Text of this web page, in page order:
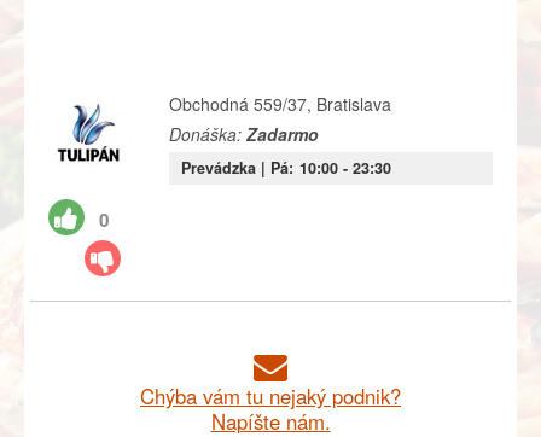
0
Obchodná 559/37, Bratislava
Donáška: Zadarmo
Prevádzka | Pá: 10:00- 23:30
Chýba vám tu nejaký podnik?
Napíšte nám.